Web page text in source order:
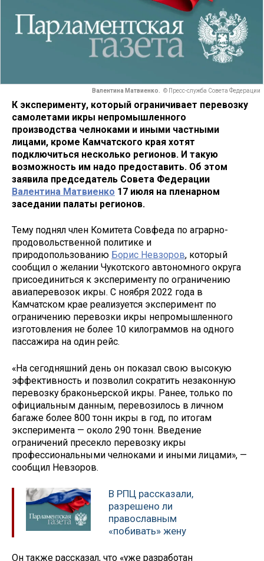
Валентина Матвиенко. © Пресс-служба Совета Федерации
К эксперименту, который ограничивает перевозку
самолетами икры непромышленного
производства челноками и иными частными
лицами, кроме Камчатского края хотят
подключиться несколько регионов. И такую
возможность им надо предоставить. Об этом
заявила председатель Совета Федерации
Валентина Матвиенко 17 июля на пленарном
заседании палаты регионов.
Тему поднял член Комитета Совфеда по аграрно-
продовольственной политике и
природопользованию Борис Невзоров, который
сообщил о желании Чукотского автономного округа
присоединиться к эксперименту по ограничению
авиаперевозок икры. С ноября 2022 года в
Камчатском крае реализуется эксперимент по
ограничению перевозки икры непромышленного
изготовления не более 10 килограммов на одного
пассажира на один рейс.
«На сегодняшний день он показал свою высокую
эффективность и позволил сократить незаконную
перевозку браконьерской икры. Ранее, только по
официальным данным, перевозилось в личном
багаже более 800 тонн икры в год, по итогам
эксперимента — около 290 тонн. Введение
ограничений пресекло перевозку икры
профессиональными челноками и иными лицами», —
сообщил Невзоров.
В РПЦ рассказали,
разрешено ли
православным
«побивать» жену
Он также рассказал, что «уже разработан